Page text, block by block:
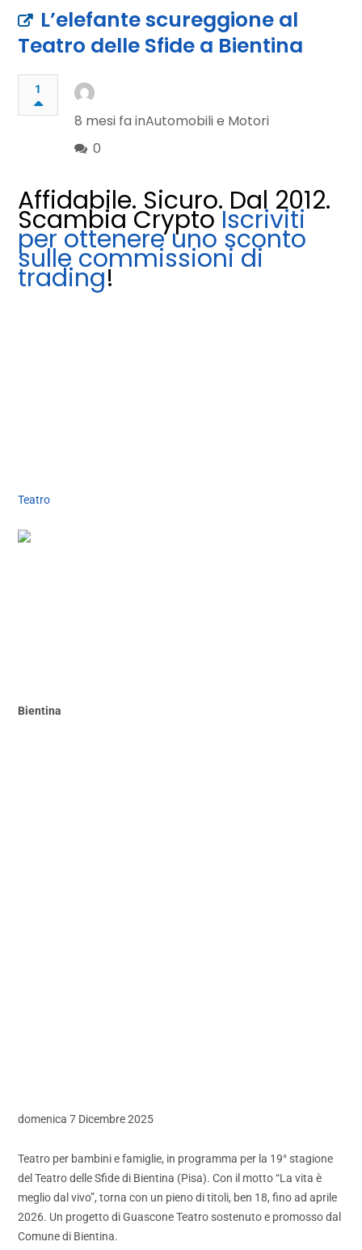
L’elefante scureggione al
Teatro delle Sfide a Bientina
1
8 mesi fa inAutomobili e Motori
0
Affidabile. Sicuro. Dal 2012.
Scambia CryptoIscriviti
per ottenere uno sconto
sulle commissioni di
trading!
Teatro
Bientina
domenica 7 Dicembre 2025
Teatro per bambini e famiglie, in programma per la 19° stagione
del Teatro delle Sfide di Bientina (Pisa). Con il motto “La vita è
meglio dal vivo”, torna con un pieno di titoli, ben 18, fino ad aprile
2026. Un progetto di Guascone Teatro sostenuto e promosso dal
Comune di Bientina.